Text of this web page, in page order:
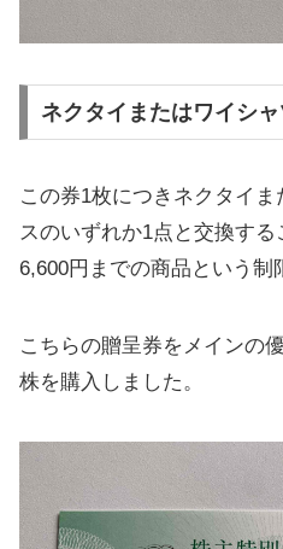
ネクタイまたはワイシ
この券1枚につきネクタイ
スのいずれか1点と交換す
6,600円までの商品という制
こちらの贈呈券をメインの
株を購入しました。